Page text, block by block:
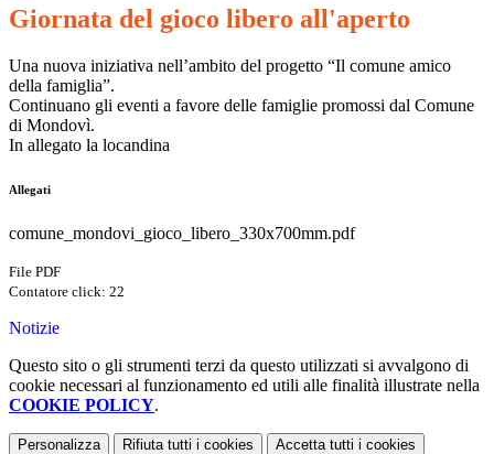
Giornata del gioco libero all'aperto
Una nuova iniziativa nell’ambito del progetto “Il comune amico
della famiglia”.
Continuano gli eventi a favore delle famiglie promossi dal Comune
di Mondovì.
In allegato la locandina
Allegati
comune_mondovi_gioco_libero_330x700mm.pdf
File PDF
Contatore click: 22
Notizie
Questo sito o gli strumenti terzi da questo utilizzati si avvalgono di
cookie necessari al funzionamento ed utili alle finalità illustrate nella
COOKIE POLICY.
Personalizza Rifiuta tutti i cookies Accetta tutti i cookies